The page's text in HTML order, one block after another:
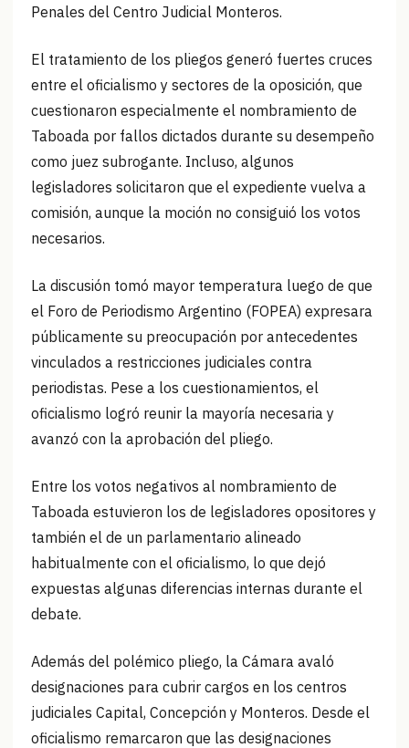
Penales del Centro Judicial Monteros.
El tratamiento de los pliegos generó fuertes cruces
entre el oficialismo y sectores de la oposición, que
cuestionaron especialmente el nombramiento de
Taboada por fallos dictados durante su desempeño
como juez subrogante. Incluso, algunos
legisladores solicitaron que el expediente vuelva a
comisión, aunque la moción no consiguió los votos
necesarios.
La discusión tomó mayor temperatura luego de que
el Foro de Periodismo Argentino (FOPEA) expresara
públicamente su preocupación por antecedentes
vinculados a restricciones judiciales contra
periodistas. Pese a los cuestionamientos, el
oficialismo logró reunir la mayoría necesaria y
avanzó con la aprobación del pliego.
Entre los votos negativos al nombramiento de
Taboada estuvieron los de legisladores opositores y
también el de un parlamentario alineado
habitualmente con el oficialismo, lo que dejó
expuestas algunas diferencias internas durante el
debate.
Además del polémico pliego, la Cámara avaló
designaciones para cubrir cargos en los centros
judiciales Capital, Concepción y Monteros. Desde el
oficialismo remarcaron que las designaciones